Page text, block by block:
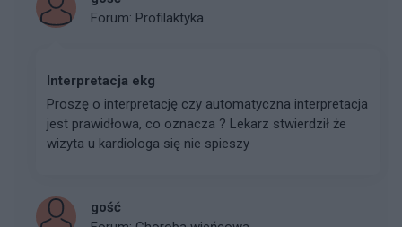
Forum: Profilaktyka
Interpretacja ekg
Proszę o interpretację czy automatyczna interpretacja
jest prawidłowa, co oznacza ? Lekarz stwierdził że
wizyta u kardiologa się nie spieszy
gość